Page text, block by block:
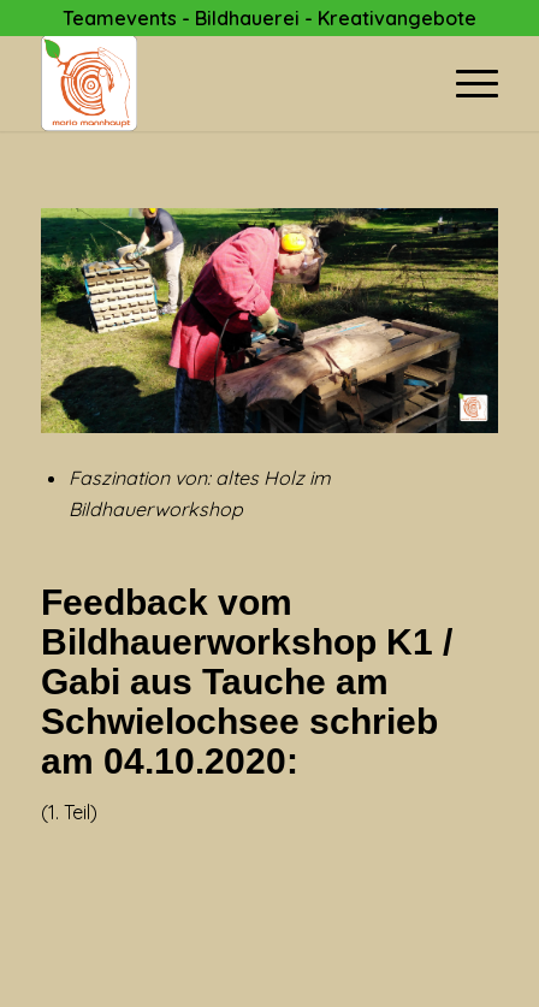
Teamevents - Bildhauerei - Kreativangebote
Faszination von: altes Holz im
Bildhauerworkshop
Feedback vom
Bildhauerworkshop K1 /
Gabi aus Tauche am
Schwielochsee schrieb
am 04.10.2020:
(1. Teil)